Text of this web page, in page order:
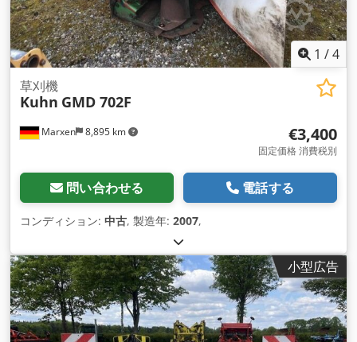
1 /4
Marxen 8,895 km
草刈機
Kuhn GMD 702F
€3,400
固定価格 消費税別
問い合わせる 電話する
コンディション: 中古, 製造年: 2007,
小型広告